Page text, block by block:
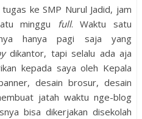
ke SMP Nurul Jadid, jam
minggu full. Waktu satu
hanya pagi saja yang
dikantor, tapi selalu ada aja
kepada saya oleh Kepala
desain brosur, desain
jatah waktu nge-blog
bisa dikerjakan disekolah